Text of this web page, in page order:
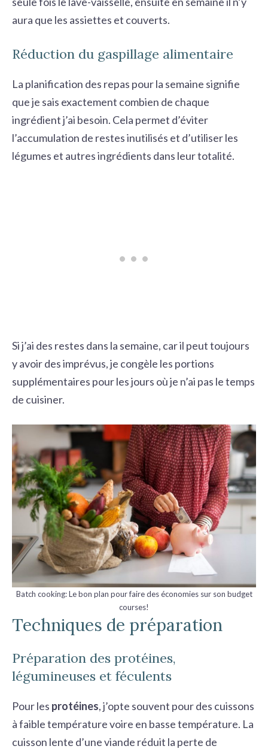
aura que les assiettes et couverts.
Réduction du gaspillage alimentaire
La planification des repas pour la semaine signifie
que je sais exactement combien de chaque
ingrédient j’ai besoin. Cela permet d’éviter
l’accumulation de restes inutilisés et d’utiliser les
légumes et autres ingrédients dans leur totalité.
Si j’ai des restes dans la semaine, car il peut toujours
y avoir des imprévus, je congèle les portions
supplémentaires pour les jours où je n’ai pas le temps
de cuisiner.
Batch cooking: Le bon plan pour faire des économies sur son budget
courses!
Techniques de préparation
Préparation des protéines,
légumineuses et féculents
Pour les protéines, j’opte souvent pour des cuissons
à faible température voire en basse température. La
cuisson lente d’une viande réduit la perte de